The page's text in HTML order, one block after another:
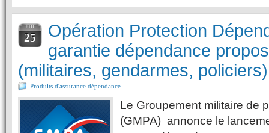
JUIL
25
Opération Protection
garantie dépendance
(militaires, gendarmes, policiers)
Produits d'assurance dépendance
Le Groupement militaire de
(GMPA) annonce le